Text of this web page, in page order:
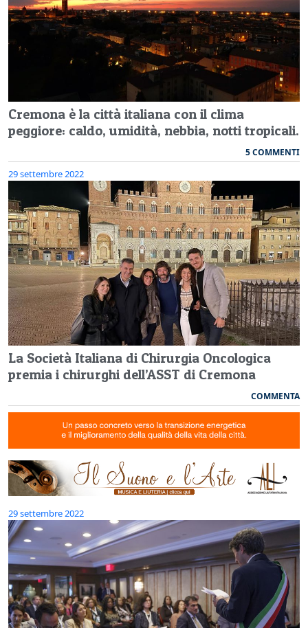
Cremona è la città italiana con il clima
peggiore: caldo, umidità, nebbia, notti tropicali.
5 COMMENTI
29 settembre 2022
La Società Italiana di Chirurgia Oncologica
premia i chirurghi dell’ASST di Cremona
COMMENTA
29 settembre 2022